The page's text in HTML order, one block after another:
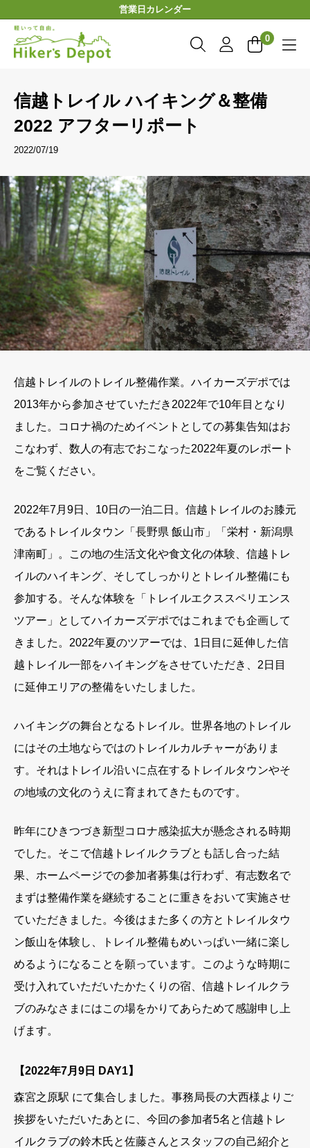
ン
る
営業日カレンダー
Hiker'sDepot
0
信越トレイル ハイキング＆整備
2022 アフターリポート
2022/07/19
信越トレイルのトレイル整備作業。ハイカーズデポでは
2013年から参加させていただき2022年で10年目となり
ました。コロナ禍のためイベントとしての募集告知はお
こなわず、数人の有志でおこなった2022年夏のレポート
をご覧ください。
2022年7月9日、10日の一泊二日。信越トレイルのお膝元
であるトレイルタウン「長野県 飯山市」「栄村・新潟県
津南町」。この地の生活文化や食文化の体験、信越トレ
イルのハイキング、そしてしっかりとトレイル整備にも
参加する。そんな体験を「トレイルエクススペリエンス
ツアー」としてハイカーズデポではこれまでも企画して
きました。2022年夏のツアーでは、1日目に延伸した信
越トレイル一部をハイキングをさせていただき、2日目
に延伸エリアの整備をいたしました。
ハイキングの舞台となるトレイル。世界各地のトレイル
にはその土地ならではのトレイルカルチャーがありま
す。それはトレイル沿いに点在するトレイルタウンやそ
の地域の文化のうえに育まれてきたものです。
昨年にひきつづき新型コロナ感染拡大が懸念される時期
でした。そこで信越トレイルクラブとも話し合った結
果、ホームページでの参加者募集は行わず、有志数名で
まずは整備作業を継続することに重きをおいて実施させ
ていただきました。今後はまた多くの方とトレイルタウ
ン飯山を体験し、トレイル整備もめいっぱい一緒に楽し
めるようになることを願っています。このような時期に
受け入れていただいたかたくりの宿、信越トレイルクラ
ブのみなさまにはこの場をかりてあらためて感謝申し上
げます。
【2022年7月9日 DAY1】
森宮之原駅 にて集合しました。事務局長の大西様よりご
挨拶をいただいたあとに、今回の参加者5名と信越トレ
イルクラブの鈴木氏と佐藤さんとスタッフの自己紹介と